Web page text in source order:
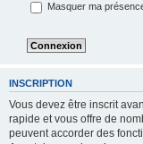
Masquer ma
INSCRIPTION
Vous devez être inscrit
rapide et vous offre de
peuvent accorder des